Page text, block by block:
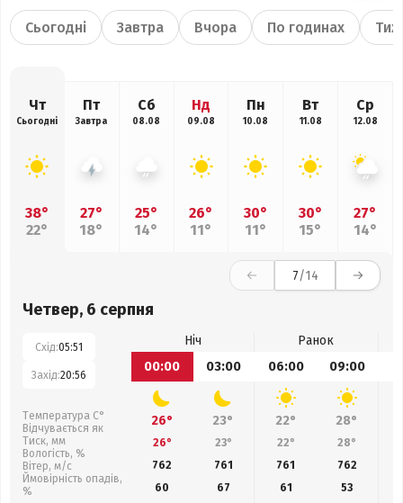
Сьогодні Завтра Вчора По годинах
Чт
Сьогодні
38°
22°
Пт
Завтра
27°
18°
Сб
08.08
25°
14°
Нд
09.08
26°
11°
Пн
10.08
30°
11°
Вт
11.08
30°
15°
Ср
12.08
27°
14°
7/14
Четвер, 6 серпня
Схід:05:51
Захід:20:56
Температура С°
Відчувається як
Тиск, мм
Вологість, %
Вітер, м/с
Ймовірність опадів,
%
Ніч
Ранок
00:00
03:00 06:00 09:00
26° 23° 22° 28°
26° 23° 22° 28°
762
761 761 762
60
67 61
53